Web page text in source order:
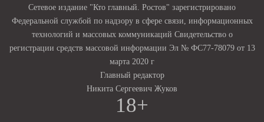
Сетевое издание "Кто главный. Ростов" зарегистрировано
Федеральной службой по надзору в сфере связи, информационных
технологий и массовых коммуникаций Свидетельство о
регистрации средств массовой информации Эл № ФС77-78079 от 13
марта 2020 г
Главный редактор
Никита Сергеевич Жуков
18+